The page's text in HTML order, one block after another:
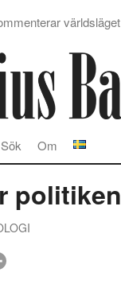
världsläget
Om
Sök
politiken